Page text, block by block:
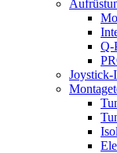
Joystick-